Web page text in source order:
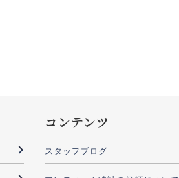
コンテンツ
スタッフブログ